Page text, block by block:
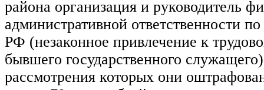
района организация и руководитель
административной ответственности
РФ (незаконное привлечение к
бывшего государственного
рассмотрения которых они